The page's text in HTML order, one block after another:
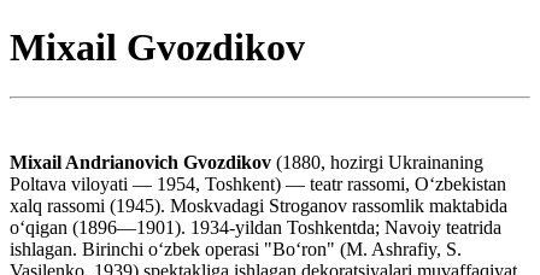
Mixail Gvozdikov
Mixail Andrianovich Gvozdikov (1880, hozirgi Ukrainaning
Poltava viloyati — 1954, Toshkent) — teatr rassomi, Oʻzbekistan
xalq rassomi (1945). Moskvadagi Stroganov rassomlik maktabida
oʻqigan (1896—1901). 1934-yildan Toshkentda; Navoiy teatrida
ishlagan. Birinchi oʻzbek operasi "Boʻron" (M. Ashrafiy, S.
Vasilenko, 1939) spektakliga ishlagan dekoratsiyalari muvaffaqiyat